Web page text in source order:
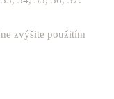
zvýšite použitím